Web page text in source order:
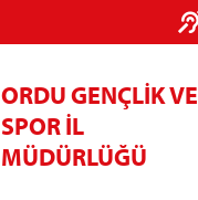
ORDU GENÇLİK VE
SPOR İL
MÜDÜRLÜĞÜ